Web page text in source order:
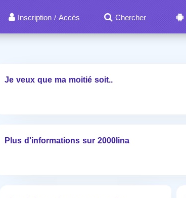
Inscription / Accès Chercher
Je veux que ma moitié soit..
Plus d'informations sur 2000lina